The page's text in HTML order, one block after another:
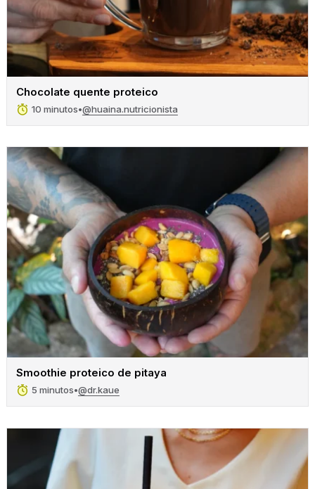
Chocolate quente proteico
10 minutos•@huaina.nutricionista
Smoothie proteico de pitaya
5 minutos•@dr.kaue